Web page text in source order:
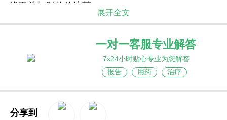
优于单加别的传统药。
3.剂量可分级递增：便于医生根据体重与耐受性
逐步调节，减少一次性大剂量带来的不良反应。
4.干混悬剂服用更友好：粉末加定量水摇匀成混
悬，可细致调整mg/kg；味道改善依从性。
5.对认知发育间接意义：减少发作次数、缩短强
直—阵挛持续时间，有助于降低持续癫痫与反复缺
展开全文
一对一客服专业解答
7x24小时贴心专业为您解答
报告
用药 治疗
分享到